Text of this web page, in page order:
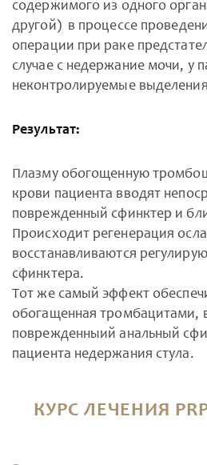
содержимого из одного
другой) в процессе
операции при раке
случае с недержание мочи, у
неконтролируемые выделения
Результат:
Плазму обогощенную
крови пациента вводят
поврежденный сфинктер и
Происходит регенерация
восстанавливаются
сфинктера.
Тот же самый эффект
обогащенная тромбацитами,
поврежденныий анальный
пациента недержания стула.
КУРС ЛЕЧЕНИЯ